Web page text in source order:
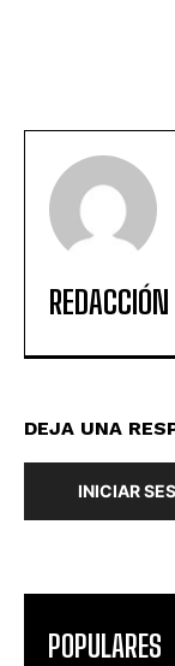
DEJA UNA
INICIAR
POPULARES